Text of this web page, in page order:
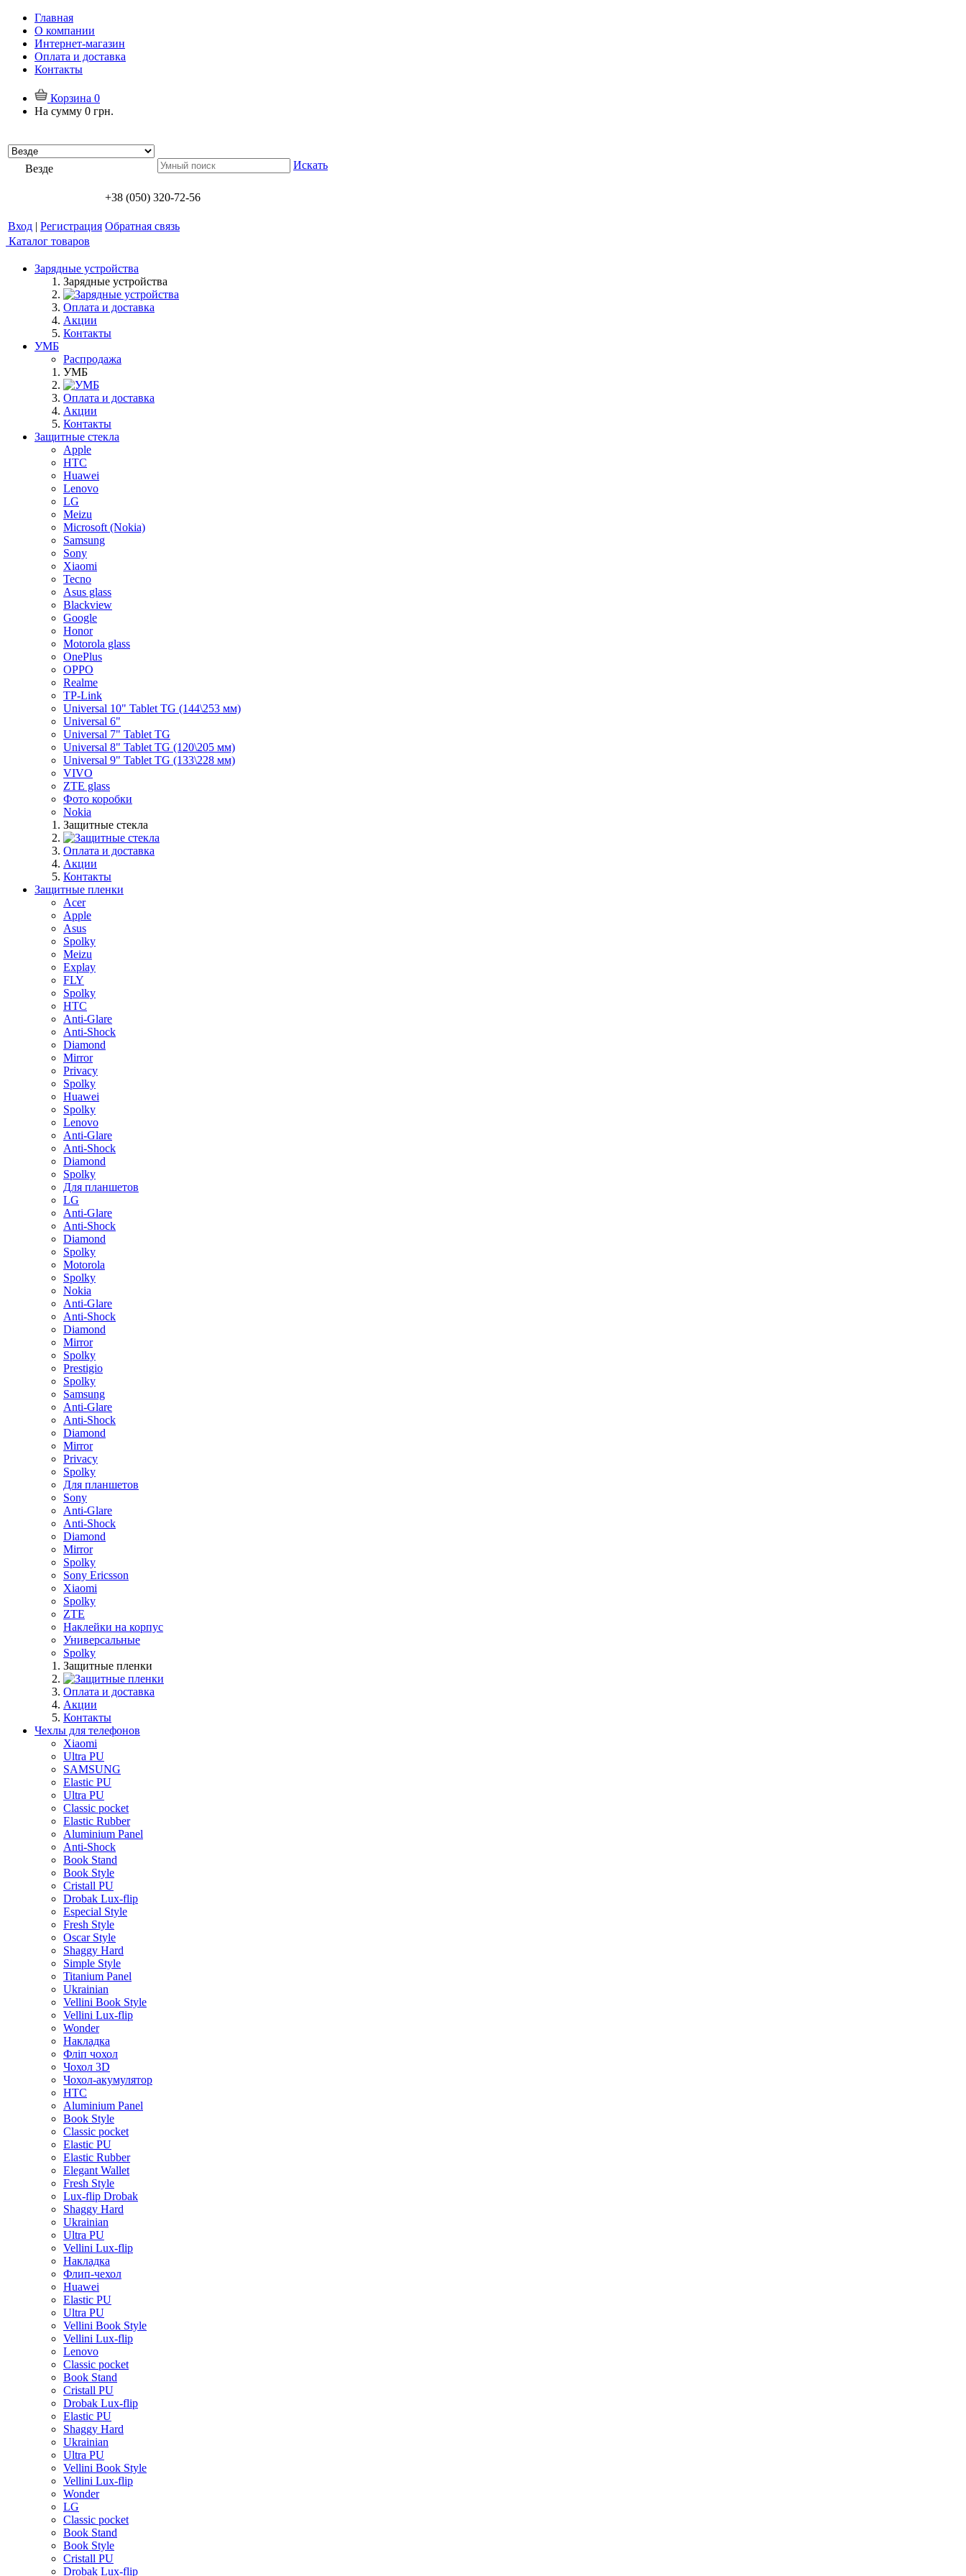
Главная
О компании
Интернет-магазин
Оплата и доставка
Контакты
Корзина 0
На сумму 0 грн.
Везде Искать
+38 (050) 320-72-56
Вход | Регистрация Обратная связь
Каталог товаров
Зарядные устройства
Зарядные устройства
Оплата и доставка
Акции
Контакты
УМБ
Распродажа
УМБ
Оплата и доставка
Акции
Контакты
Защитные стекла
Apple
HTC
Huawei
Lenovo
LG
Meizu
Microsoft (Nokia)
Samsung
Sony
Xiaomi
Tecno
Asus glass
Blackview
Google
Honor
Motorola glass
OnePlus
OPPO
Realme
TP-Link
Universal 10" Tablet TG (144\253 мм)
Universal 6"
Universal 7" Tablet TG
Universal 8" Tablet TG (120\205 мм)
Universal 9" Tablet TG (133\228 мм)
VIVO
ZTE glass
Фото коробки
Nokia
Защитные стекла
Оплата и доставка
Акции
Контакты
Защитные пленки
Acer
Apple
Asus
Spolky
Meizu
Explay
FLY
Spolky
HTC
Anti-Glare
Anti-Shock
Diamond
Mirror
Privacy
Spolky
Huawei
Spolky
Lenovo
Anti-Glare
Anti-Shock
Diamond
Spolky
Для планшетов
LG
Anti-Glare
Anti-Shock
Diamond
Spolky
Motorola
Spolky
Nokia
Anti-Glare
Anti-Shock
Diamond
Mirror
Spolky
Prestigio
Spolky
Samsung
Anti-Glare
Anti-Shock
Diamond
Mirror
Privacy
Spolky
Для планшетов
Sony
Anti-Glare
Anti-Shock
Diamond
Mirror
Spolky
Sony Ericsson
Xiaomi
Spolky
ZTE
Наклейки на корпус
Универсальные
Spolky
Защитные пленки
Оплата и доставка
Акции
Контакты
Чехлы для телефонов
Xiaomi
Ultra PU
SAMSUNG
Elastic PU
Ultra PU
Classic pocket
Elastic Rubber
Aluminium Panel
Anti-Shock
Book Stand
Book Style
Cristall PU
Drobak Lux-flip
Especial Style
Fresh Style
Oscar Style
Shaggy Hard
Simple Style
Titanium Panel
Ukrainian
Vellini Book Style
Vellini Lux-flip
Wonder
Накладка
Фліп чохол
Чохол 3D
Чохол-акумулятор
HTC
Aluminium Panel
Book Style
Classic pocket
Elastic PU
Elastic Rubber
Elegant Wallet
Fresh Style
Lux-flip Drobak
Shaggy Hard
Ukrainian
Ultra PU
Vellini Lux-flip
Накладка
Флип-чехол
Huawei
Elastic PU
Ultra PU
Vellini Book Style
Vellini Lux-flip
Lenovo
Classic pocket
Book Stand
Cristall PU
Drobak Lux-flip
Elastic PU
Shaggy Hard
Ukrainian
Ultra PU
Vellini Book Style
Vellini Lux-flip
Wonder
LG
Classic pocket
Book Stand
Book Style
Cristall PU
Drobak Lux-flip